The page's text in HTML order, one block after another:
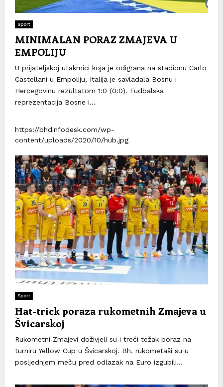
Sport
MINIMALAN PORAZ ZMAJEVA U
EMPOLIJU
U prijateljskoj utakmici koja je odigrana na stadionu Carlo
Castellani u Empoliju, Italija je savladala Bosnu i
Hercegovinu rezultatom 1:0 (0:0). Fudbalska
reprezentacija Bosne i...
https://bhdinfodesk.com/wp-
content/uploads/2020/10/hub.jpg
Sport
Hat-trick poraza rukometnih Zmajeva u
Švicarskoj
Rukometni Zmajevi doživjeli su i treći težak poraz na
turniru Yellow Cup u Švicarskoj. Bh. rukometaši su u
posljednjem meču pred odlazak na Euro izgubili...